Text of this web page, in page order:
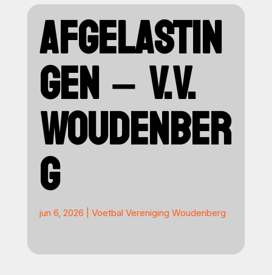
AFGELASTIN
GEN – V.V.
WOUDENBER
G
jun 6, 2026 Voetbal Vereniging Woudenberg